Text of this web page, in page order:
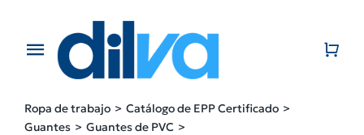
contentToggle
Ropa de trabajo
Catálogo de EPP Certificado
Guantes
Guantes de PVC